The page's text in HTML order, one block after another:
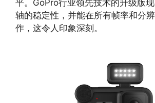
平。GoPro行业领先技术的升级版
轴的稳定性，并能在所有帧率和分
作，这令人印象深刻。